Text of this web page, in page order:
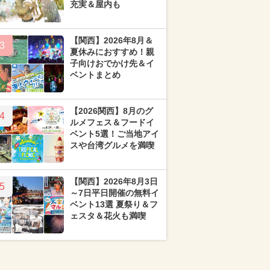
充実＆屋内も
3
【関西】2026年8月＆
夏休みにおすすめ！親
子向けおでかけ先＆イ
ベントまとめ
4
【2026関西】8月のグ
ルメフェス＆フードイ
ベント5選！ご当地アイ
スや台湾グルメを満喫
5
【関西】2026年8月3日
～7日平日開催の無料イ
ベント13選 夏祭り＆フ
ェスタ＆花火も満喫